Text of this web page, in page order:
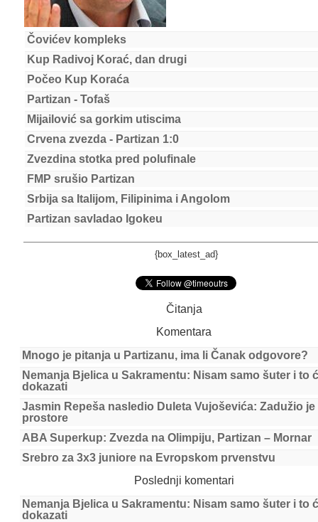
Čovićev kompleks
Kup Radivoj Korać, dan drugi
Počeo Kup Koraća
Partizan - Tofaš
Mijailović sa gorkim utiscima
Crvena zvezda - Partizan 1:0
Zvezdina stotka pred polufinale
FMP srušio Partizan
Srbija sa Italijom, Filipinima i Angolom
Partizan savladao Igokeu
{box_latest_ad}
Čitanja
Komentara
Mnogo je pitanja u Partizanu, ima li Čanak odgovore?
Nemanja Bjelica u Sakramentu: Nisam samo šuter i to
dokazati
Jasmin Repeša nasledio Duleta Vujoševića: Zadužio je
prostore
ABA Superkup: Zvezda na Olimpiju, Partizan – Mornar
Srebro za 3x3 juniore na Evropskom prvenstvu
Poslednji komentari
Nemanja Bjelica u Sakramentu: Nisam samo šuter i to
dokazati